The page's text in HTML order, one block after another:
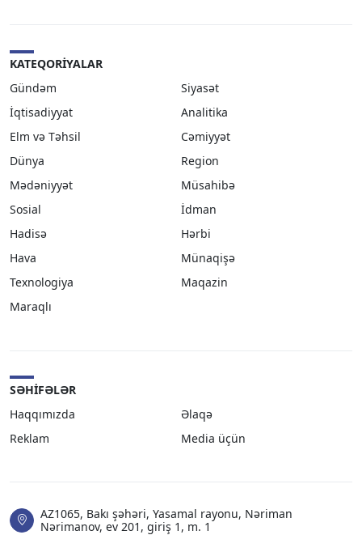
KATEQORIYALAR
Gündəm
Siyasət
İqtisadiyyat
Analitika
Elm və Təhsil
Cəmiyyət
Dünya
Region
Mədəniyyət
Müsahibə
Sosial
İdman
Hadisə
Hərbi
Hava
Münaqişə
Texnologiya
Maqazin
Maraqlı
SƏHIFƏLƏR
Haqqımızda
Əlaqə
Reklam
Media üçün
AZ1065, Bakı şəhəri, Yasamal rayonu, Nəriman
Nərimanov, ev 201, giriş 1, m. 1